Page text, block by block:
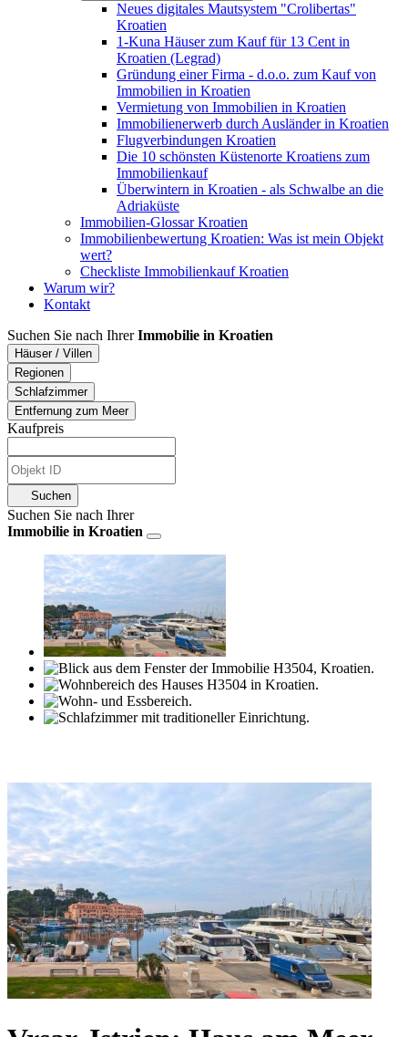
Neues digitales Mautsystem "Crolibertas"
Kroatien
1-Kuna Häuser zum Kauf für 13 Cent in
Kroatien (Legrad)
Gründung einer Firma - d.o.o. zum Kauf von
Immobilien in Kroatien
Vermietung von Immobilien in Kroatien
Immobilienerwerb durch Ausländer in Kroatien
Flugverbindungen Kroatien
Die 10 schönsten Küstenorte Kroatiens zum
Immobilienkauf
Überwintern in Kroatien - als Schwalbe an die
Adriaküste
Immobilien-Glossar Kroatien
Immobilienbewertung Kroatien: Was ist mein Objekt
wert?
Checkliste Immobilienkauf Kroatien
Warum wir?
Kontakt
Suchen Sie nach IhrerImmobilie in Kroatien
Häuser / Villen
Regionen
Schlafzimmer
Entfernung zum Meer
Kaufpreis
Suchen
Suchen Sie nach Ihrer
Immobilie in Kroatien